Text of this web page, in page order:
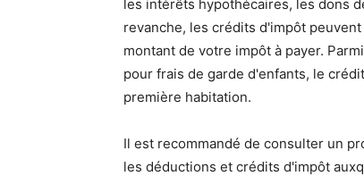
les intérêts hypothécaires, les dons
revanche, les crédits d'impôt
montant de votre impôt à payer.
pour frais de garde d'enfants, le
première habitation.
Il est recommandé de consulter un
les déductions et crédits d'impôt